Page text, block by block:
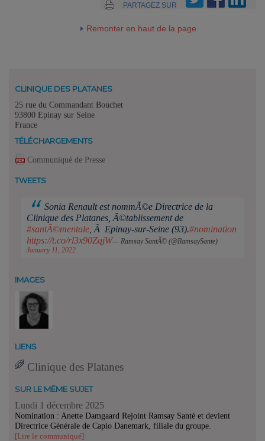
PARTAGEZ SUR
Remonter en haut de la page
CLINIQUE DES PLATANES
25 rue du Commandant Bouchet
93800 Epinay sur Seine
France
TÉLÉCHARGEMENTS
Communiqué de Presse
TWEETS
Sonia Renault est nommÃ©e Directrice de la
Clinique des Platanes, Ã©tablissement de
#santÃ©mentale , Ã Epinay-sur-Seine (93).#nomination
https://t.co/rl3x90ZqjW— Ramsay SantÃ© (@RamsaySante)
January 11, 2022
IMAGES
LIENS
Clinique des Platanes
SUR LE MÊME SUJET
Lundi 1 décembre 2025
Nomination : Anette Damgaard Rejoint Ramsay Santé et devient
Directrice Générale de Capio Danemark, filiale du groupe.
[Lire le communiqué]